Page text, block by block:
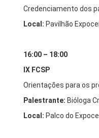
Credenciamento dos
Local: Pavilhão
16:00 – 18:00
IX FCSP
Orientações para os
Palestrante: Bióloga
Local: Palco do